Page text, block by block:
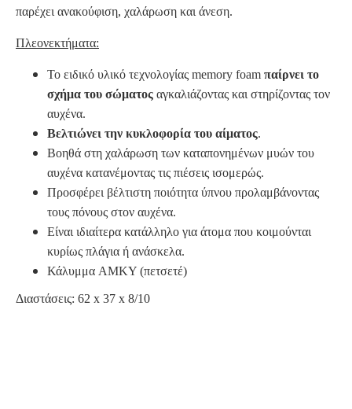
παρέχει ανακούφιση, χαλάρωση και άνεση.
Πλεονεκτήματα:
Το ειδικό υλικό τεχνολογίας memory foam παίρνει το
σχήμα του σώματος αγκαλιάζοντας και στηρίζοντας τον
αυχένα.
Βελτιώνει την κυκλοφορία του αίματος.
Βοηθά στη χαλάρωση των καταπονημένων μυών του
αυχένα κατανέμοντας τις πιέσεις ισομερώς.
Προσφέρει βέλτιστη ποιότητα ύπνου προλαμβάνοντας
τους πόνους στον αυχένα.
Είναι ιδιαίτερα κατάλληλο για άτομα που κοιμούνται
κυρίως πλάγια ή ανάσκελα.
Κάλυμμα AMKY (πετσετέ)
Διαστάσεις: 62 x 37 x 8/10